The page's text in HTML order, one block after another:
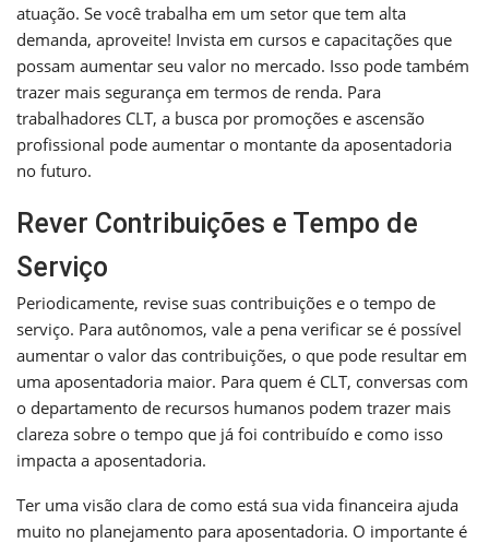
atuação. Se você trabalha em um setor que tem alta
demanda, aproveite! Invista em cursos e capacitações que
possam aumentar seu valor no mercado. Isso pode também
trazer mais segurança em termos de renda. Para
trabalhadores CLT, a busca por promoções e ascensão
profissional pode aumentar o montante da aposentadoria
no futuro.
Rever Contribuições e Tempo de
Serviço
Periodicamente, revise suas contribuições e o tempo de
serviço. Para autônomos, vale a pena verificar se é possível
aumentar o valor das contribuições, o que pode resultar em
uma aposentadoria maior. Para quem é CLT, conversas com
o departamento de recursos humanos podem trazer mais
clareza sobre o tempo que já foi contribuído e como isso
impacta a aposentadoria.
Ter uma visão clara de como está sua vida financeira ajuda
muito no planejamento para aposentadoria. O importante é